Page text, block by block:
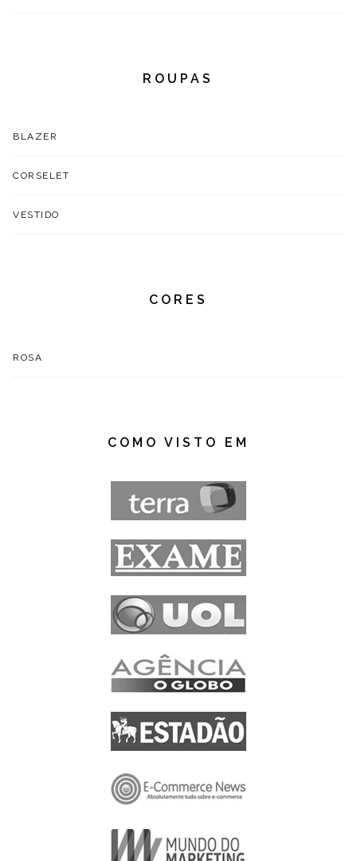
ROUPAS
BLAZER
CORSELET
VESTIDO
CORES
ROSA
COMO VISTO EM